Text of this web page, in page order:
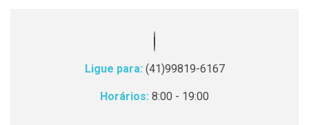
Ligue para: (41)99819-6167
Horários: 8:00 - 19:00